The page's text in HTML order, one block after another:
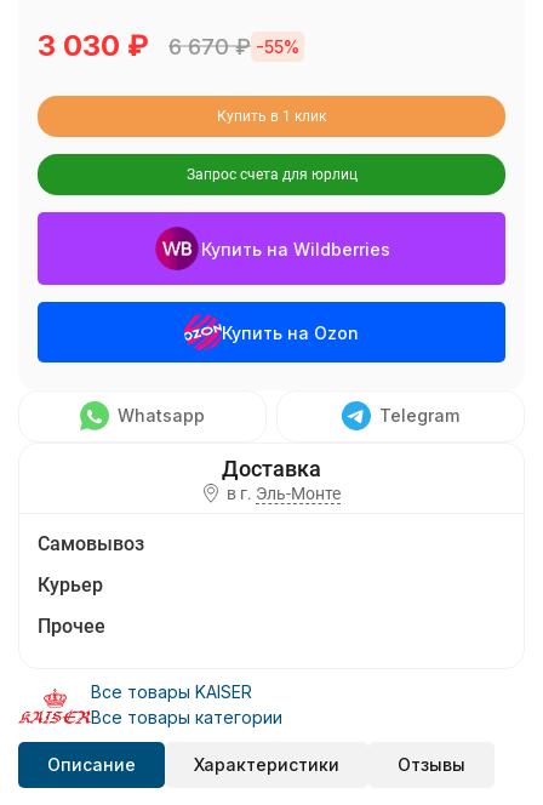
3 030 ₽ 6 670₽ -55%
Купить в 1 клик
Запрос счета для юрлиц
Купить на Wildberries
Купить на Ozon
Whatsapp Telegram
в г. Эль-Монте
Самовывоз
Курьер
Прочее
Все товары KAISER
Все товары категории
Описание Характеристики Отзывы